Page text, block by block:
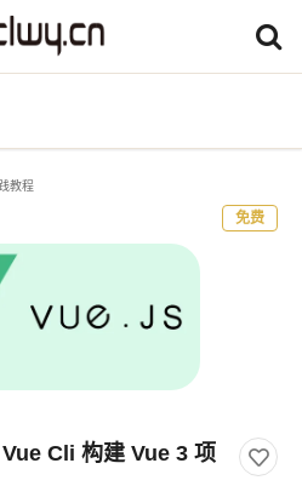
教程
免费
Cli 构建 Vue 3 项